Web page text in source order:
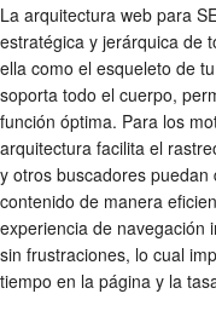
La arquitectura web para
estratégica y jerárquica de
ella como el esqueleto de
soporta todo el cuerpo,
función óptima. Para los
arquitectura facilita el
y otros buscadores
contenido de manera
experiencia de navegación
sin frustraciones, lo cual
tiempo en la página y la